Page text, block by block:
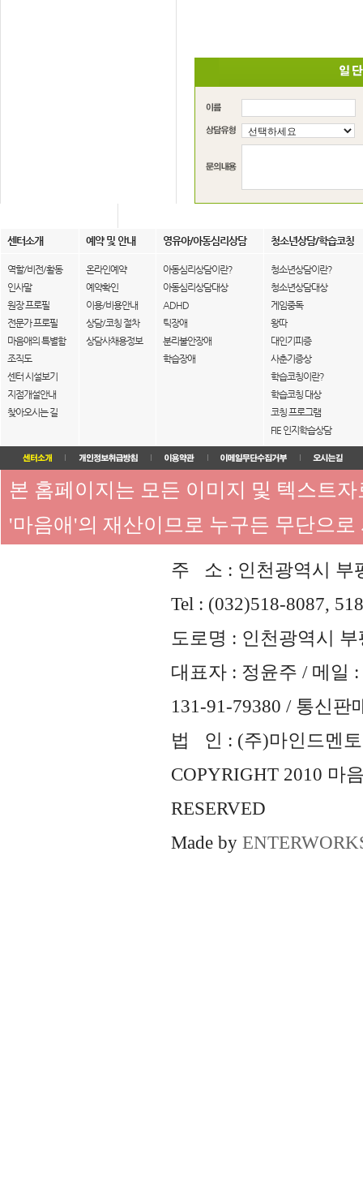
센터소개 예약 및 안내 영유아/아동심리상담 청소년상담/학습코칭
역할/비전/활동
인사말
원장 프로필
전문가 프로필
마음애의 특별함
조직도
센터 시설보기
지점개설안내
찾아오시는 길
온라인예약
예약확인
이용/비용안내
상담/코칭 절차
상담사채용정보
아동심리상담이란?
아동심리상담대상
ADHD
틱장애
분리불안장애
학습장애
청소년상담이란?
청소년상담대상
게임중독
왕따
대인기피증
사춘기증상
학습코칭이란?
학습코칭 대상
코칭 프로그램
FIE 인지학습상담
본 홈페이지는 모든 이미지 및 텍스트
'마음애'의 재산이므로 누구든 무단으
주 소 : 인천광역시 부
Tel : (032)518-8087,
도로명 : 인천광역시
대표자 : 정윤주 / 메일 :
131-91-79380 / 통신판
법 인 : (주)마인드멘토
COPYRIGHT 2010 마
RESERVED
Made by